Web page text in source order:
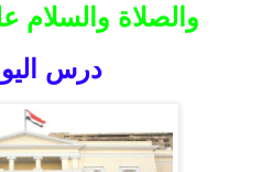
والصلاة والسلام
درس